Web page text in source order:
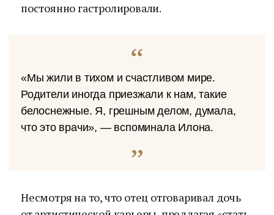
постоянно гастролировали.
«Мы жили в тихом и счастливом мире.
Родители иногда приезжали к нам, такие
белоснежные. Я, грешным делом, думала,
что это врачи», — вспоминала Илона.
Несмотря на то, что отец отговаривал дочь